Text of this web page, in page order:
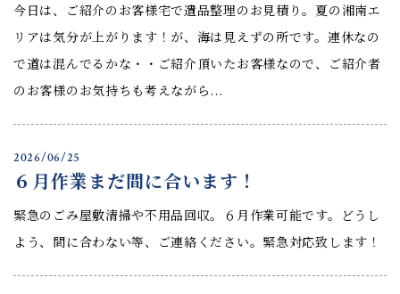
今日は、ご紹介のお客様宅で遺品整理のお見積り。夏の湘南エ
リアは気分が上がります！が、海は見えずの所です。連休なの
で道は混んでるかな・・ご紹介頂いたお客様なので、ご紹介者
のお客様のお気持ちも考えながら...
2026/06/25
６月作業まだ間に合います！
緊急のごみ屋敷清掃や不用品回収。６月作業可能です。どうし
よう、間に合わない等、ご連絡ください。緊急対応致します！